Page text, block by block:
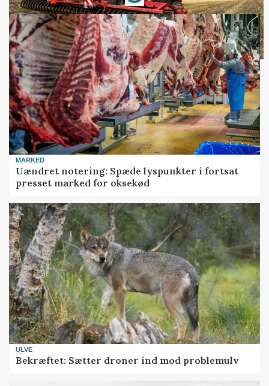
MARKED
Uændret notering: Spæde lyspunkter i fortsat
presset marked for oksekød
ULVE
Bekræftet: Sætter droner ind mod problemulv